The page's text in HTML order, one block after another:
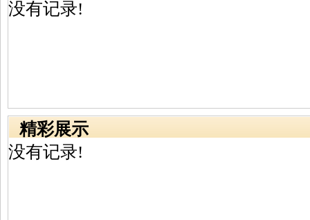
没有记录!
精彩展示
没有记录!